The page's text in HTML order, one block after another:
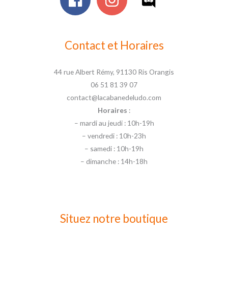
Contact et Horaires
44 rue Albert Rémy, 91130 Ris Orangis
06 51 81 39 07
contact@lacabanedeludo.com
Horaires :
– mardi au jeudi : 10h-19h
– vendredi : 10h-23h
– samedi : 10h-19h
– dimanche : 14h-18h
Situez notre boutique